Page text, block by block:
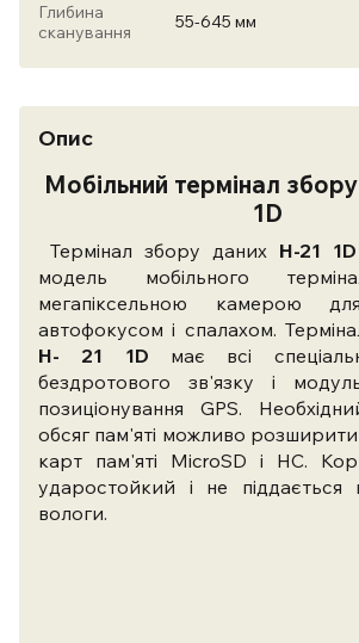
Глибина
сканування
55-645 мм
Опис
Мобільний термінал
1D
Термінал збору даних H-21 1D
модель мобільного
мегапіксельною камерою
автофокусом і спалахом.
H- 21 1D має всі
бездротового зв'язку і
позиціонування GPS.
обсяг пам'яті можливо
карт пам'яті MicroSD і HC.
ударостойкий і не піддається